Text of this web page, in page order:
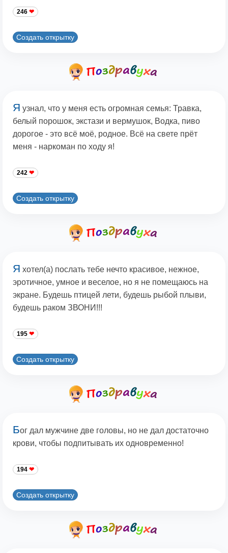
246
Создать открытку
Я узнал, что у меня есть огромная семья: Травка,
белый порошок, экстази и вермушок, Водка, пиво
дорогое - это всё моё, родное. Всё на свете прёт
меня - наркоман по ходу я!
242
Создать открытку
Я хотел(а) послать тебе нечто красивое, нежное,
эротичное, умное и веселое, но я не помещаюсь на
экране. Будешь птицей лети, будешь рыбой плыви,
будешь раком ЗВОНИ!!!
195
Создать открытку
Бог дал мужчине две головы, но не дал достаточно
крови, чтобы подпитывать их одновременно!
194
Создать открытку